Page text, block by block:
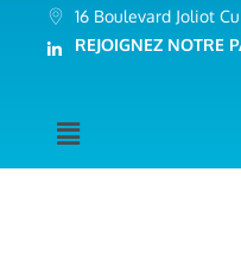
16 Boulevard Joliot
REJOIGNEZ NOTRE